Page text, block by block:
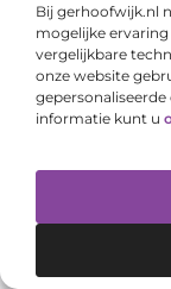
Bij gerhoofwijk.nl
mogelijke
vergelijkbare
onze website
informatie kunt u
Ontdek de
voor lokale
drank. Deze